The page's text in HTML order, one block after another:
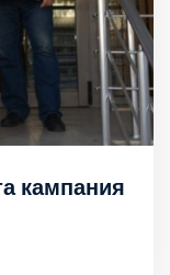
кампания